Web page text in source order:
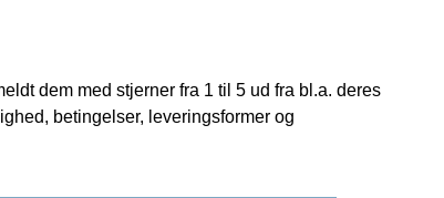
dem med stjerner fra 1 til 5 ud fra bl.a. deres
betingelser, leveringsformer og